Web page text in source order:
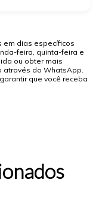
em dias específicos
feira, quinta-feira e
ou obter mais
através do WhatsApp.
que você receba